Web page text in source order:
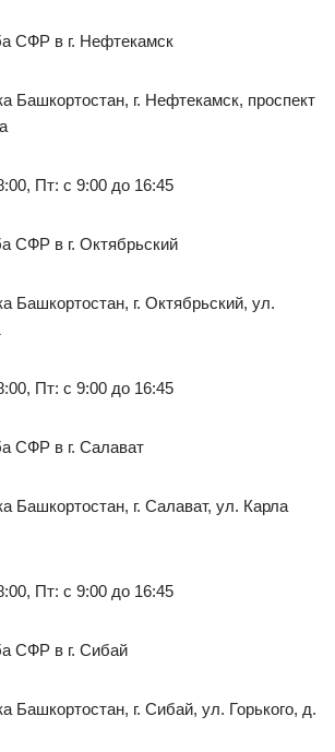
СФР в г. Нефтекамск
Башкортостан, г. Нефтекамск, проспект
Пт: с 9:00 до 16:45
СФР в г. Октябрьский
Башкортостан, г. Октябрьский, ул.
Пт: с 9:00 до 16:45
СФР в г. Салават
Башкортостан, г. Салават, ул. Карла
Пт: с 9:00 до 16:45
СФР в г. Сибай
Башкортостан, г. Сибай, ул. Горького, д.